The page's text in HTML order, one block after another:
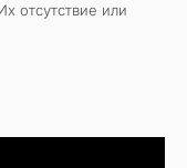
отсутствие или